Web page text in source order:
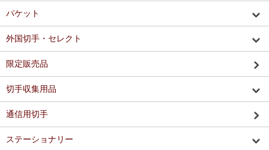
パケット
外国切手・セレクト
限定販売品
切手収集用品
通信用切手
ステーショナリー